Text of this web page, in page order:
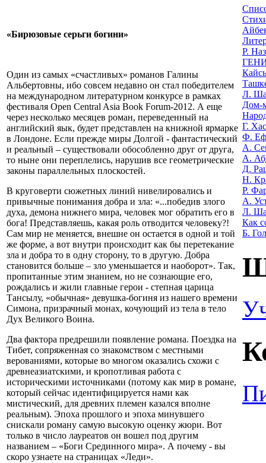
«Бирюзовые серьги богини»
Один из самых «счастливых» романов Галины
Альбертовны, ибо совсем недавно он стал победителем
на международном литературном конкурсе в рамках
фестиваля Open Central Asia Book Forum-2012. А еще
через несколько месяцев роман, переведенный на
английский яык, будет представлен на книжной ярмарке
в Лондоне. Если прежде миры Долгой - фантастический
и реальный – существовали обособленно друг от друга,
то ныне они переплелись, нарушив все геометрические
законы параллельных плоскостей.
В круговерти сюжетных линий нивелировались и
привычные понимания добра и зла: «...победив злого
духа, демона нижнего мира, человек мог обратить его в
бога! Представляешь, какая роль отводится человеку?!
Сам мир не меняется, внешне он остается в одной и той
же форме, а вот внутри происходит как бы перетекание
зла и добра то в одну сторону, то в другую. Добра
становится больше – зло уменьшается и наоборот». Так,
пропитанные этим знанием, но не сознающие его,
рождались и жили главные герои - степная царица
Тансылу, «обычная» девушка-богиня из нашего времени
Симона, призрачный монах, кочующий из тела в тело
Дух Великого Воина.
Два фактора предрешили появление романа. Поездка на
Тибет, сопряженная со знакомством с местными
верованиями, которые во многом оказались схожи с
древнеазиатскими, и кропотливая работа с
историческими источниками (потому как мир в романе,
который сейчас идентифицируется нами как
мистический, для древних племен казался вполне
реальным). Эпоха прошлого и эпоха минувшего
снискали роману самую высокую оценку жюри. Вот
только в число лауреатов он вошел под другим
названием – «Боги Срединного мира». А почему - вы
скоро узнаете на страницах «Леди».
Р.
Л.
Дом-
Г.
Ф.
А.
А.
Д.
Н.
Р.
А.
Л.
Как
Б.